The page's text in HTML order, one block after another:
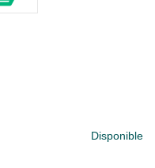
Disponible